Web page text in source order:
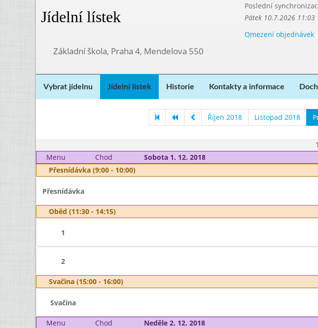
Jídelní lístek
Poslední
Pátek 10.7.2026 11:03
Omezení objednávek
Základní škola, Praha 4, Mendelova 550
Vybrat jídelnu Jídelní lístek Historie Kontakty a informace
Říjen 2018 Listopad 2018
Menu
Chod
Sobota 1. 12. 2018
Přesnídávka (9:00 - 10:00)
Přesnídávka
Oběd (11:30 - 14:15)
1
2
Svačina (15:00 - 16:00)
Svačina
Menu Chod
Neděle 2. 12. 2018